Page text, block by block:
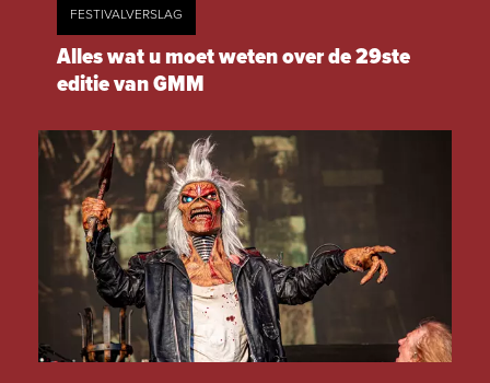
FESTIVALVERSLAG
Alles wat u moet weten over de 29ste
editie van GMM